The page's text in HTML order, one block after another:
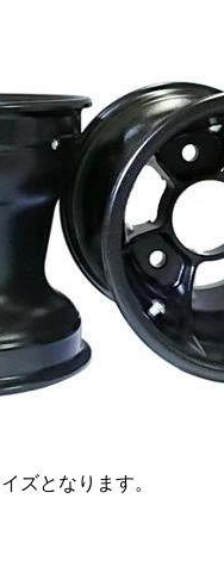
ズとなります。